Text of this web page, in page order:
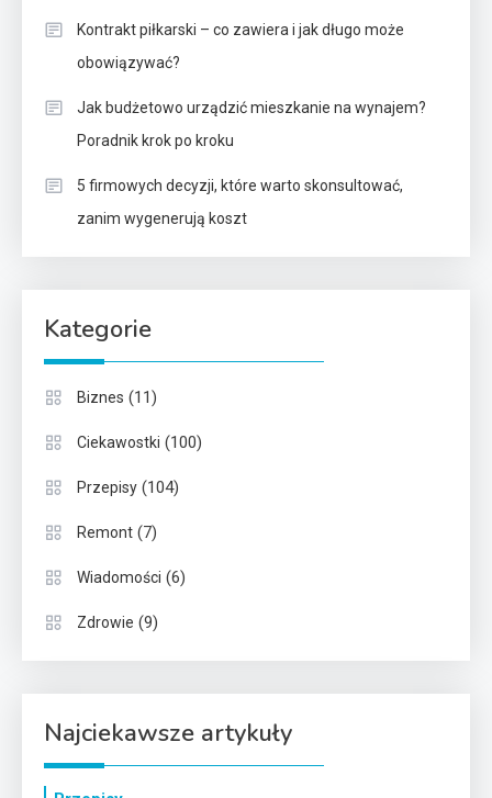
Kontrakt piłkarski – co zawiera i jak długo może
obowiązywać?
Jak budżetowo urządzić mieszkanie na wynajem?
Poradnik krok po kroku
5 firmowych decyzji, które warto skonsultować,
zanim wygenerują koszt
Kategorie
Biznes (11)
Ciekawostki (100)
Przepisy (104)
Remont (7)
Wiadomości (6)
Zdrowie (9)
Najciekawsze artykuły